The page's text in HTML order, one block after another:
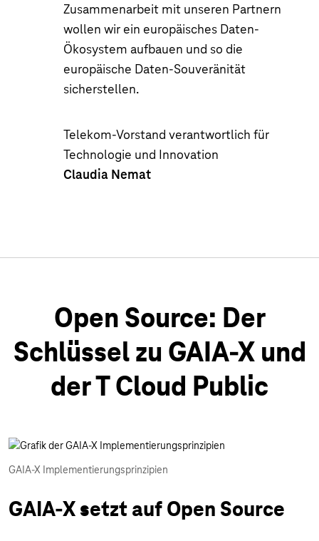
Zusammenarbeit mit unseren Partnern
wollen wir ein europäisches Daten-
Ökosystem aufbauen und so die
europäische Daten-Souveränität
sicherstellen.
Telekom-Vorstand verantwortlich für
Technologie und Innovation
Claudia Nemat
Open Source: Der
Schlüssel zu GAIA-X und
der T Cloud Public
GAIA-X Implementierungsprinzipien
GAIA-X setzt auf Open Source